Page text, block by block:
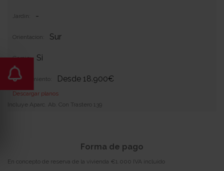
Jardin: -
Orientacion: Sur
Garaje: Si
Equipamiento: Desde 18.900€
Descargar planos
Incluye Aparc. Ab. Con Trastero 139
Forma de pago
En concepto de reserva de la vivienda €1.000 IVA incluido